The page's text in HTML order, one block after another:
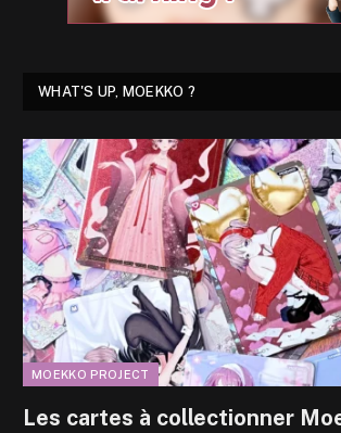
WHAT'S UP, MOEKKO ?
MOEKKO PROJECT
Les cartes à collectionner